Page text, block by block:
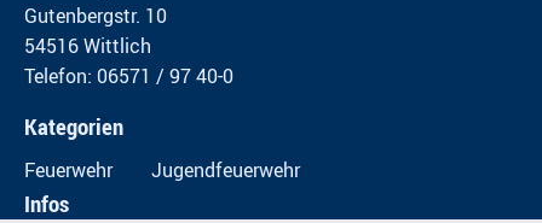
Gutenbergstr. 10
54516 Wittlich
Telefon: 06571 / 97 40-0
Kategorien
Feuerwehr Jugendfeuerwehr
Infos